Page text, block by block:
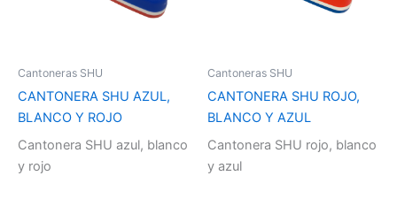
Cantoneras SHU
CANTONERA SHU AZUL,
BLANCO Y ROJO
Cantonera SHU azul, blanco
y rojo
Cantoneras SHU
CANTONERA SHU ROJO,
BLANCO Y AZUL
Cantonera SHU rojo, blanco
y azul